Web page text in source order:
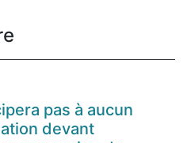
pas à aucun
devant